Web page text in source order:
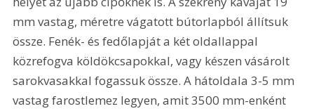
mm vastag, méretre vágatott bútorlapból állítsuk
össze. Fenék- és fedőlapját a két oldallappal
közrefogva köldökcsapokkal, vagy készen vásárolt
sarokvasakkal fogassuk össze. A hátoldala 3-5 mm
vastag farostlemez legyen, amit 3500 mm-enként